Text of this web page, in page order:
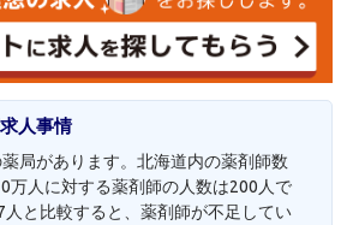
人事情
局があります。北海道内の薬剤師数
万人に対する薬剤師の人数は200人で
と比較すると、薬剤師が不足してい